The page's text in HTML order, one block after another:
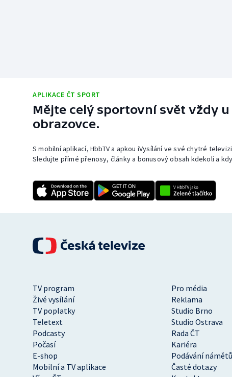
APLIKACE ČT SPORT
Mějte celý sportovní svět vždy u
obrazovce.
S mobilní aplikací, HbbTV a apkou iVysílání ve své chytré
Sledujte přímé přenosy, články a bonusový obsah kdekoli a
TV program
Pro média
Živé vysílání
Reklama
TV poplatky
Studio Brno
Teletext
Studio Ostrava
Podcasty
Rada ČT
Počasí
Kariéra
E-shop
Podávání námětů
Mobilní a TV aplikace
Časté dotazy